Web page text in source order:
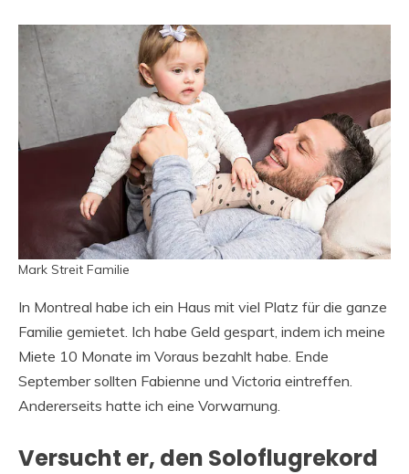
Mark Streit Familie
In Montreal habe ich ein Haus mit viel Platz für die ganze
Familie gemietet. Ich habe Geld gespart, indem ich meine
Miete 10 Monate im Voraus bezahlt habe. Ende
September sollten Fabienne und Victoria eintreffen.
Andererseits hatte ich eine Vorwarnung.
Versucht er, den Soloflugrekord